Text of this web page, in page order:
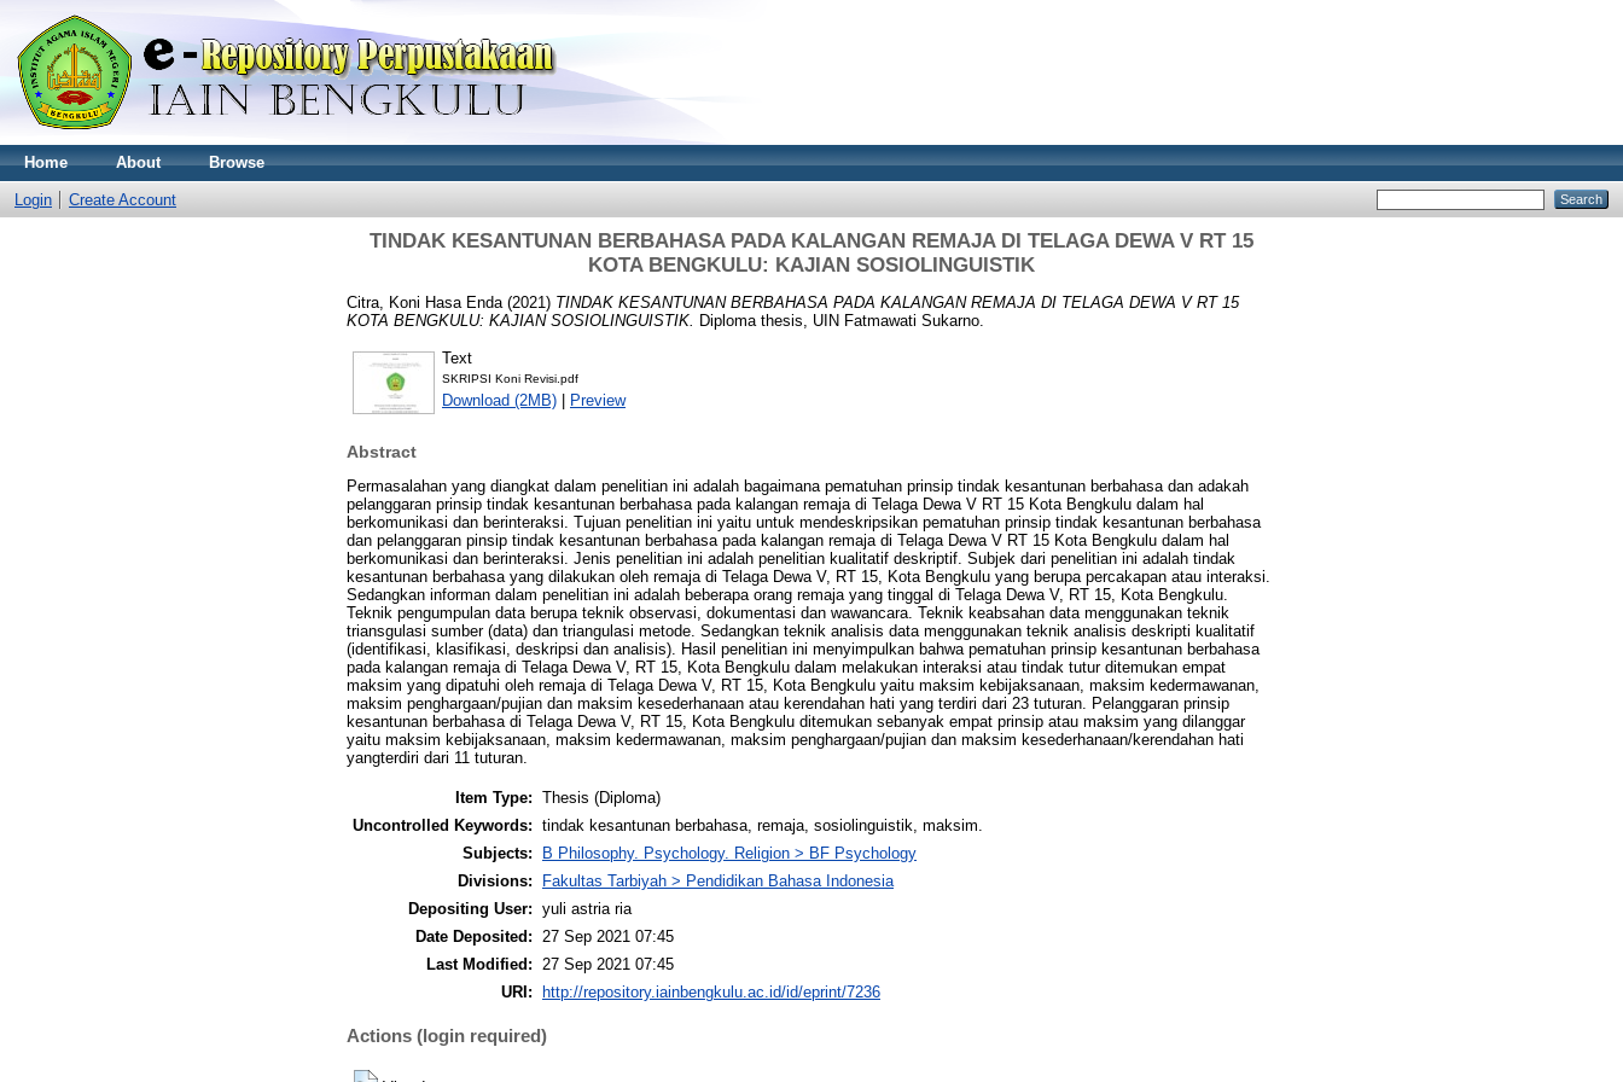
Home About Browse
Login Create Account
TINDAK KESANTUNAN BERBAHASA PADA KALANGAN REMAJA DI TELAGA DEWA V RT 15
KOTA BENGKULU: KAJIAN SOSIOLINGUISTIK
Citra, Koni Hasa Enda (2021) TINDAK KESANTUNAN BERBAHASA PADA KALANGAN REMAJA DI TELAGA DEWA V RT 15
KOTA BENGKULU: KAJIAN SOSIOLINGUISTIK.
Diploma thesis, UIN Fatmawati Sukarno.
Text
SKRIPSI Koni Revisi.pdf
Download (2MB) | Preview
Abstract
Permasalahan yang diangkat dalam penelitian ini adalah bagaimana pematuhan prinsip tindak kesantunan berbahasa dan adakah
pelanggaran prinsip tindak kesantunan berbahasa pada kalangan remaja di Telaga Dewa V RT 15 Kota Bengkulu dalam hal
berkomunikasi dan berinteraksi. Tujuan penelitian ini yaitu untuk mendeskripsikan pematuhan prinsip tindak kesantunan berbahasa
dan pelanggaran pinsip tindak kesantunan berbahasa pada kalangan remaja di Telaga Dewa V RT 15 Kota Bengkulu dalam hal
berkomunikasi dan berinteraksi. Jenis penelitian ini adalah penelitian kualitatif deskriptif. Subjek dari penelitian ini adalah tindak
kesantunan berbahasa yang dilakukan oleh remaja di Telaga Dewa V, RT 15, Kota Bengkulu yang berupa percakapan atau interaksi.
Sedangkan informan dalam penelitian ini adalah beberapa orang remaja yang tinggal di Telaga Dewa V, RT 15, Kota Bengkulu.
Teknik pengumpulan data berupa teknik observasi, dokumentasi dan wawancara. Teknik keabsahan data menggunakan teknik
triansgulasi sumber (data) dan triangulasi metode. Sedangkan teknik analisis data menggunakan teknik analisis deskripti kualitatif
(identifikasi, klasifikasi, deskripsi dan analisis). Hasil penelitian ini menyimpulkan bahwa pematuhan prinsip kesantunan berbahasa
pada kalangan remaja di Telaga Dewa V, RT 15, Kota Bengkulu dalam melakukan interaksi atau tindak tutur ditemukan empat
maksim yang dipatuhi oleh remaja di Telaga Dewa V, RT 15, Kota Bengkulu yaitu maksim kebijaksanaan, maksim kedermawanan,
maksim penghargaan/pujian dan maksim kesederhanaan atau kerendahan hati yang terdiri dari 23 tuturan. Pelanggaran prinsip
kesantunan berbahasa di Telaga Dewa V, RT 15, Kota Bengkulu ditemukan sebanyak empat prinsip atau maksim yang dilanggar
yaitu maksim kebijaksanaan, maksim kedermawanan, maksim penghargaan/pujian dan maksim kesederhanaan/kerendahan hati
yangterdiri dari 11 tuturan.
Item Type: Thesis (Diploma)
Uncontrolled Keywords: tindak kesantunan berbahasa, remaja, sosiolinguistik, maksim.
Subjects:
B Philosophy. Psychology. Religion > BF Psychology
Divisions:
Fakultas Tarbiyah > Pendidikan Bahasa Indonesia
Depositing User: yuli astria ria
Date Deposited:
27 Sep 2021 07:45
Last Modified:
27 Sep 2021 07:45
URI:
http://repository.iainbengkulu.ac.id/id/eprint/7236
Actions (login required)